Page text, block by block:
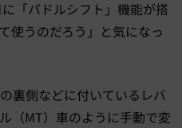
「パドルシフト」機能が搭
使うのだろう」と気になっ
裏側などに付いているレバ
（MT）車のように手動で変